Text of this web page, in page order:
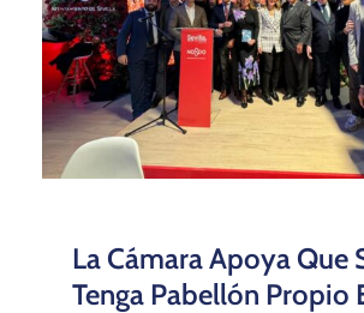
La Cámara Apoya Que
Tenga Pabellón Propio